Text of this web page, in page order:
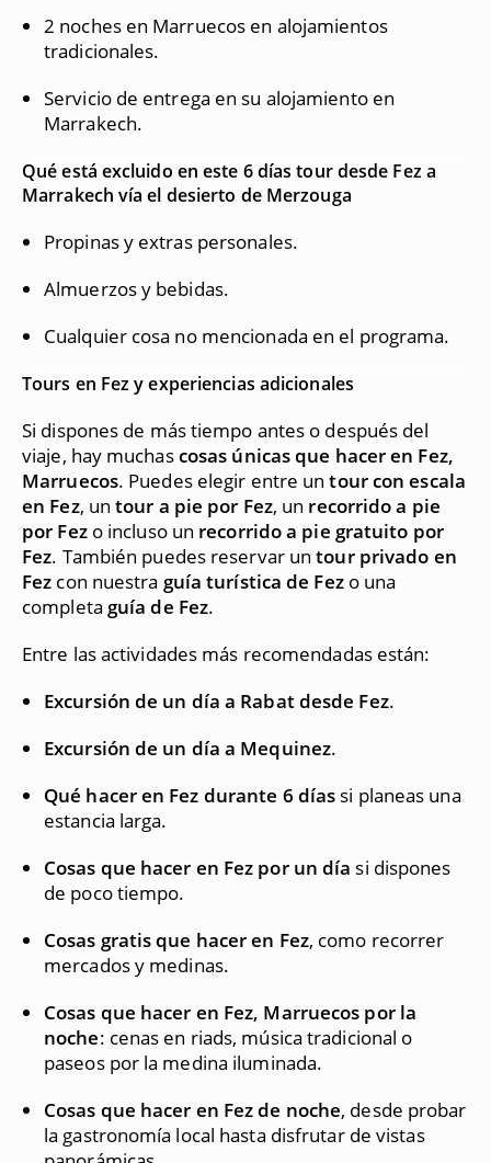
2 noches en Marruecos en alojamientos
tradicionales.
Servicio de entrega en su alojamiento en
Marrakech.
Qué está excluido en este 6 días tour desde Fez a
Marrakech vía el desierto de Merzouga
Propinas y extras personales.
Almuerzos y bebidas.
Cualquier cosa no mencionada en el programa.
Tours en Fez y experiencias adicionales
Si dispones de más tiempo antes o después del
viaje, hay muchascosas únicas que hacer en Fez,
Marruecos. Puedes elegir entre untour con escala
en Fez, untour a pie por Fez, un recorrido a pie
por Fezo incluso un recorrido a pie gratuito por
Fez. También puedes reservar untour privado en
Fez con nuestra guía turística de Fezo una
completa guía de Fez.
Entre las actividades más recomendadas están:
Excursión de un día a Rabat desde Fez.
Excursión de un día a Mequinez.
Qué hacer en Fez durante 6 días si planeas una
estancia larga.
Cosas que hacer en Fez por un día si dispones
de poco tiempo.
Cosas gratis que hacer en Fez, como recorrer
mercados y medinas.
Cosas que hacer en Fez, Marruecos por la
noche: cenas en riads, música tradicional o
paseos por la medina iluminada.
Cosas que hacer en Fez de noche, desde probar
la gastronomía local hasta disfrutar de vistas